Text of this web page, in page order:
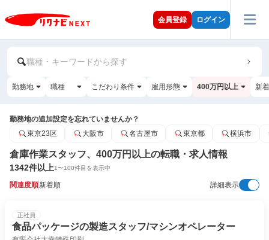
会員登録 ログイン
職種・キーワードから探す
勤務地 職種 こだわり条件 雇用形態 400万円以上 新
勤務地の追加設定を忘れていませんか？
東京23区
大阪市 名古屋市 東京都 横浜市
倉庫作業スタッフ、400万円以上の転職・求人情報
1342件以上1〜100件目を表示中
関連度順新着順 詳細表示
正社員
食品パッケージの製造スタッフ/マシンオペレーター